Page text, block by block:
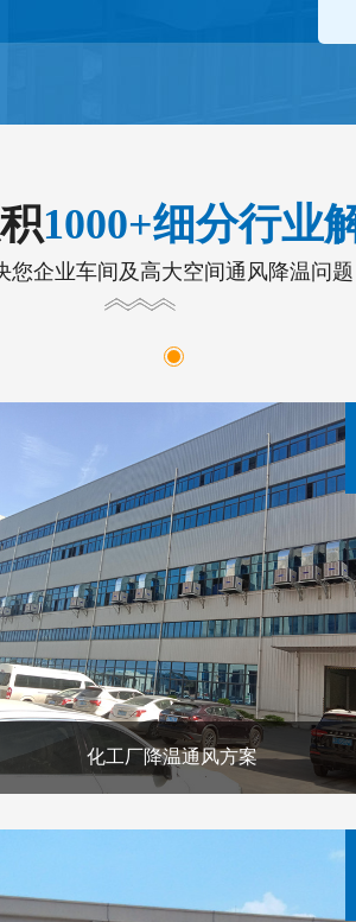
1000+细分行业
您企业车间及高大空间通风降温问题
化工厂降温通风方案